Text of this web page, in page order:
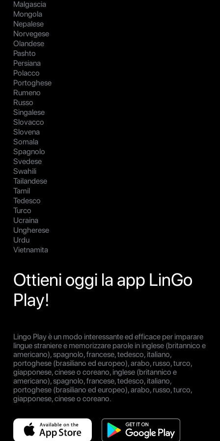
Malgascia
Mongola
Nepalese
Norvegese
Olandese
Pashto
Persiana
Polacco
Portoghese
Rumeno
Russo
Singalese
Slovacco
Slovena
Somala
Spagnolo
Svedese
Swahili
Tailandese
Tamil
Tedesco
Turco
Ucraina
Ungherese
Urdu
Vietnamita
Ottieni oggi la app LinGo
Play!
Lingo Play è un modo interessante ed efficace per imparare
lingue straniere e memorizzare parole in inglese (britannico e
americano), spagnolo, francese, tedesco, italiano,
portoghese (brasiliano ed europeo), arabo, russo, turco,
giapponese, cinese o coreano, inglese (britannico e
americano), spagnolo, francese, tedesco, italiano,
portoghese (brasiliano ed europeo), arabo, russo, turco,
giapponese, cinese o coreano.